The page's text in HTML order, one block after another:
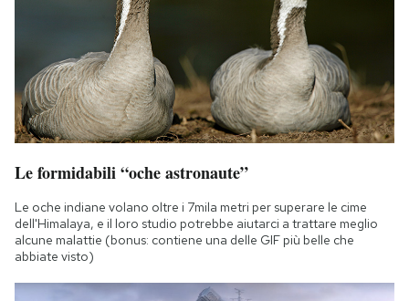
Le formidabili “oche astronaute”
Le oche indiane volano oltre i 7mila metri per superare le cime
dell'Himalaya, e il loro studio potrebbe aiutarci a trattare meglio
alcune malattie (bonus: contiene una delle GIF più belle che
abbiate visto)